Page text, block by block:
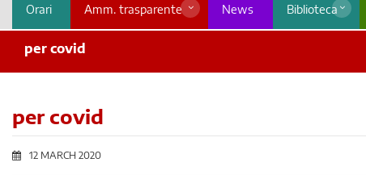
Orari Amm. trasparente News Biblioteca
per covid
per covid
12 MARCH 2020